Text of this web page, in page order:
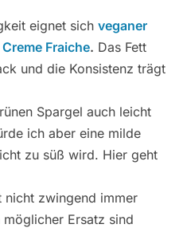
eignet sich veganer
Fraiche. Das Fett
und die Konsistenz trägt
Spargel auch leicht
ich aber eine milde
zu süß wird. Hier geht
nicht zwingend immer
Ersatz sind